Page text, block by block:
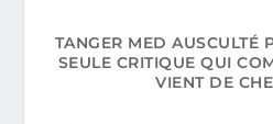
TANGER MED AUSCULTÉ
SEULE CRITIQUE QUI
VIENT DE